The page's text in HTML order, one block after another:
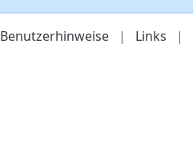
Benutzerhinweise | Links |